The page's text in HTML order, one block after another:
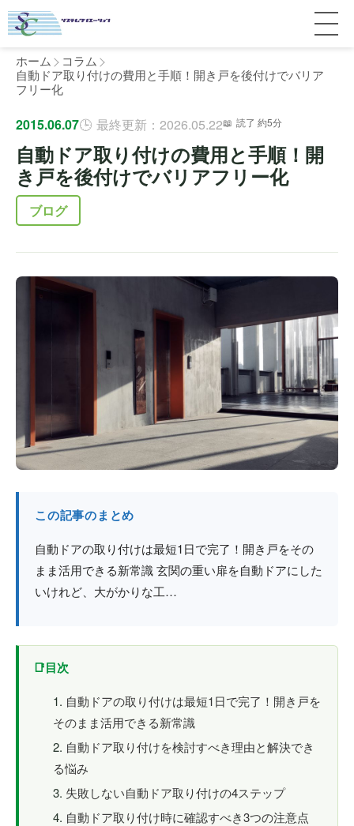
サービス紹介
料金
補助金
個人宅
マンション
ホテル
全国対応について
神奈川
栃木
関西エリア
施工事例
お客様の声
完全ガイド
コラム
最新情報
法人のお客様へ
ホーム
コラム
自動ドア取り付けの費用と手順！開き戸を後付けでバリア
フリー化
2015.06.07 最終更新：2026.05.22 読了 約5分
自動ドア取り付けの費用と手順！開
き戸を後付けでバリアフリー化
ブログ
この記事のまとめ
自動ドアの取り付けは最短1日で完了！開き戸をその
まま活用できる新常識 玄関の重い扉を自動ドアにした
いけれど、大がかりな工…
目次
自動ドアの取り付けは最短1日で完了！開き戸を
そのまま活用できる新常識
自動ドア取り付けを検討すべき理由と解決でき
る悩み
失敗しない自動ドア取り付けの4ステップ
自動ドア取り付け時に確認すべき3つの注意点